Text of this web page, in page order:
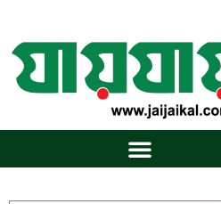
content